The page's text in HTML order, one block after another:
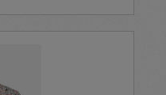
anfühlt. 100%